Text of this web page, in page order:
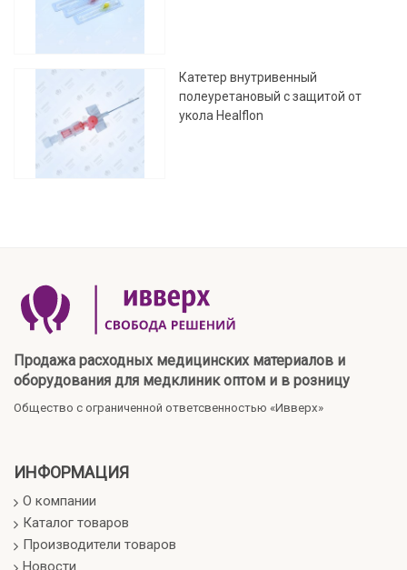
Катетер внутривенный
полеуретановый с защитой от
укола Healflon
Продажа расходных медицинских материалов и
оборудования для медклиник оптом и в розницу
Общество с ограниченной ответсвенностью «Ивверх»
ИНФОРМАЦИЯ
О компании
Каталог товаров
Производители товаров
Новости